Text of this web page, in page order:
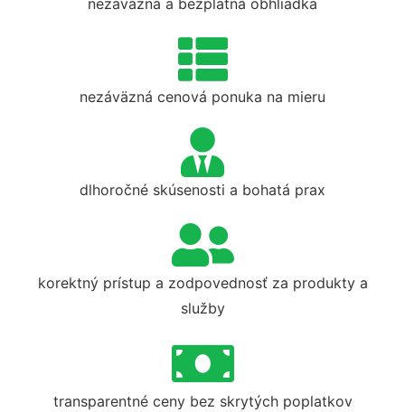
nezáväzná cenová ponuka na mieru
dlhoročné skúsenosti a bohatá prax
korektný prístup a zodpovednosť za produkty a
služby
transparentné ceny bez skrytých poplatkov